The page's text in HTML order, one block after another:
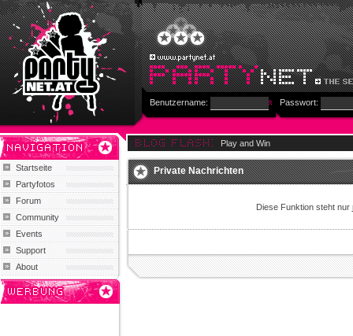
Benutzername: Passwort:
Startseite
Partyfotos
Forum
Community
Events
Support
About
Play and Win
Private Nachrichten
Diese Funktion steht nur